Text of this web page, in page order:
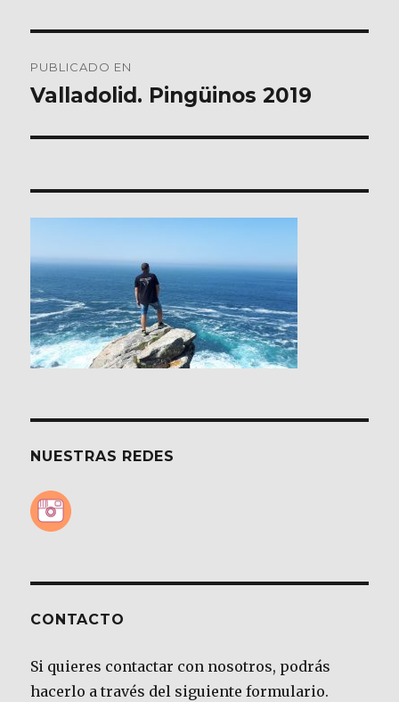
de
PUBLICADO EN
Valladolid. Pingüinos 2019
NUESTRAS REDES
CONTACTO
Si quieres contactar con nosotros, podrás
hacerlo a través del siguiente formulario.